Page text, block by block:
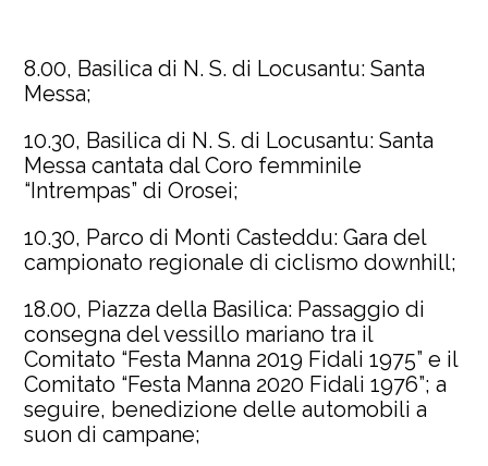
8.00, Basilica di N. S. di Locusantu: Santa
Messa;
10.30, Basilica di N. S. di Locusantu: Santa
Messa cantata dal Coro femminile
“Intrempas” di Orosei;
10.30, Parco di Monti Casteddu: Gara del
campionato regionale di ciclismo downhill;
18.00, Piazza della Basilica: Passaggio di
consegna del vessillo mariano tra il
Comitato “Festa Manna 2019 Fidali 1975” e il
Comitato “Festa Manna 2020 Fidali 1976”; a
seguire, benedizione delle automobili a
suon di campane;